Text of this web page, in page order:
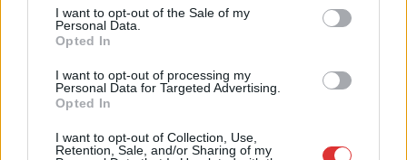
consent section.
I want to opt-out of the Sale of my
Personal Data.
Opted In
I want to opt-out of processing my
Personal Data for Targeted Advertising.
Opted In
I want to opt-out of Collection, Use,
Retention, Sale, and/or Sharing of my
Rendőrök és a mentők jelenlétére lettek figyelmesek kedd
reggel a szolnoki Ady Endre úton. A belvárosban...